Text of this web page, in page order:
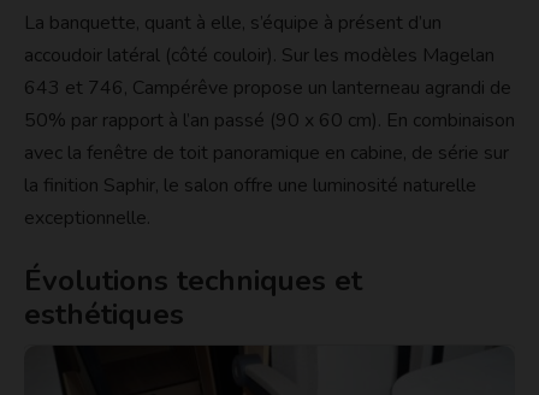
La banquette, quant à elle, s’équipe à présent d’un
accoudoir latéral (côté couloir). Sur les modèles Magelan
643 et 746, Campérêve propose un lanterneau agrandi de
50% par rapport à l’an passé (90 x 60 cm). En combinaison
avec la fenêtre de toit panoramique en cabine, de série sur
la finition Saphir, le salon offre une luminosité naturelle
exceptionnelle.
Évolutions techniques et
esthétiques